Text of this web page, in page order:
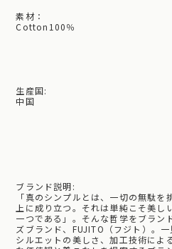
素材：
Cotton100％
生産国:
中国
ブランド説明:
「真のシンプルとは、一切の無駄
上に成り立つ。それは単純こそ美し
一つである」。そんな哲学をブラン
ズブランド、FUJITO（フジト）。
シルエットの美しさ、加工技術によ